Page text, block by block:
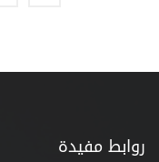
روابط مفيدة